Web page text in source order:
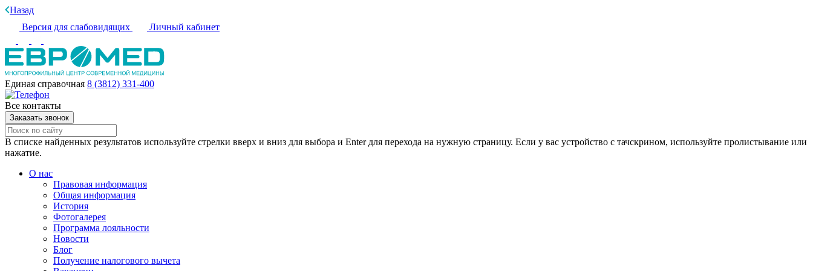
Назад
Версия для слабовидящих
Личный кабинет
Единая справочная 8 (3812) 331-400
Все контакты
Заказать звонок
В списке найденных результатов используйте стрелки вверх и вниз для выбора и Enter для перехода на нужную страницу. Если у вас устройство с тачскрином, используйте пролистывание или
нажатие.
О нас
Правовая информация
Общая информация
История
Фотогалерея
Программа лояльности
Новости
Блог
Получение налогового вычета